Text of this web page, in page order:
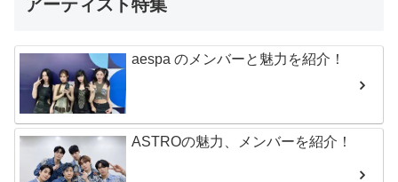
アーティスト特集
aespa のメンバーと魅力を紹介！
ASTROの魅力、メンバーを紹介！